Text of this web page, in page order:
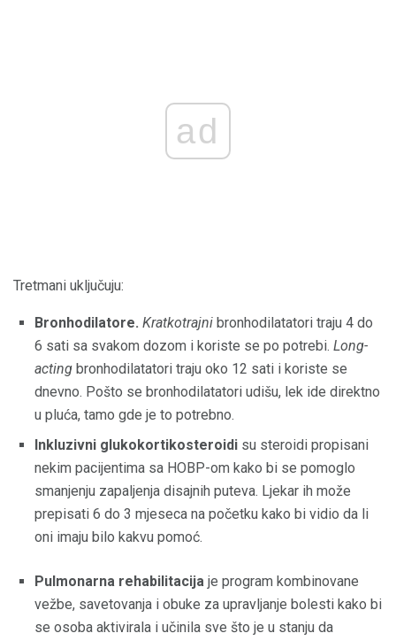
ad
Tretmani uključuju:
Bronhodilatore. Kratkotrajni bronhodilatatori traju 4 do
6 sati sa svakom dozom i koriste se po potrebi. Long-
acting bronhodilatatori traju oko 12 sati i koriste se
dnevno. Pošto se bronhodilatatori udišu, lek ide direktno
u pluća, tamo gde je to potrebno.
Inkluzivni glukokortikosteroidi su steroidi propisani
nekim pacijentima sa HOBP-om kako bi se pomoglo
smanjenju zapaljenja disajnih puteva. Ljekar ih može
prepisati 6 do 3 mjeseca na početku kako bi vidio da li
oni imaju bilo kakvu pomoć.
Pulmonarna rehabilitacija je program kombinovane
vežbe, savetovanja i obuke za upravljanje bolesti kako bi
se osoba aktivirala i učinila sve što je u stanju da